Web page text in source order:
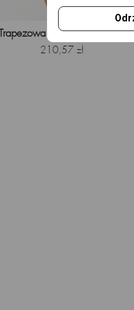
sukienka mini z...
Cena
210,57 zł